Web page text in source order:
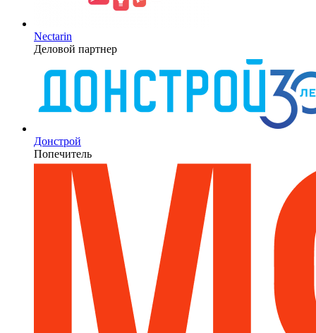
Nectarin
Деловой партнер
Донстрой
Попечитель